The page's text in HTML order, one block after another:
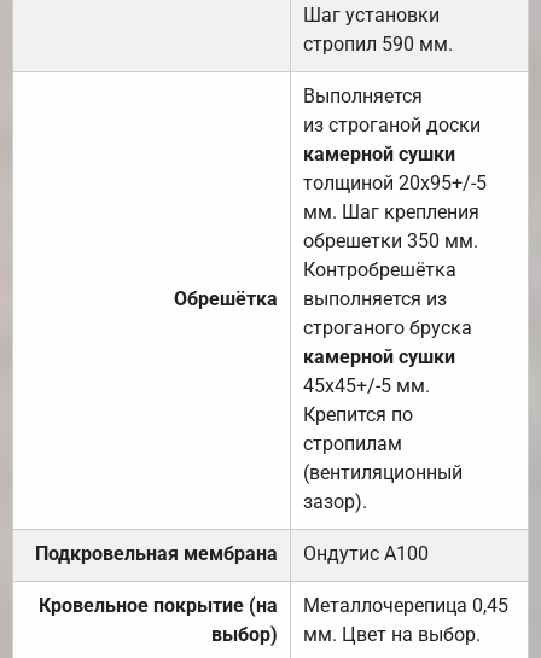
Шаг установки
стропил 590 мм.
Обрешётка
Выполняется
из строганой доски
камерной сушки
толщиной 20х95+/-5
мм. Шаг крепления
обрешетки 350 мм.
Контробрешётка
выполняется из
строганого бруска
камерной сушки
45х45+/-5 мм.
Крепится по
стропилам
(вентиляционный
зазор).
Подкровельная мембрана Ондутис А100
Кровельное покрытие (на
выбор)
Металлочерепица 0,45
мм. Цвет на выбор.